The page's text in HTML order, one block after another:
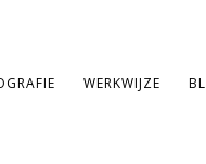
WERKWIJZE